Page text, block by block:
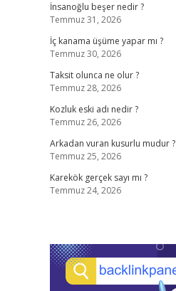
İnsanoğlu beşer nedir ?
Temmuz 31, 2026
İç kanama üşüme yapar mı ?
Temmuz 30, 2026
Taksit olunca ne olur ?
Temmuz 28, 2026
Kozluk eski adı nedir ?
Temmuz 26, 2026
Arkadan vuran kusurlu mudur ?
Temmuz 25, 2026
Karekök gerçek sayı mı ?
Temmuz 24, 2026